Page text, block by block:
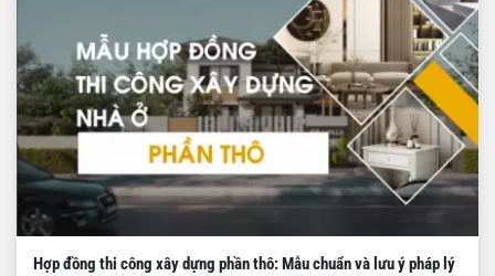
Hợp đồng thi công xây dựng phần thô: Mẫu chuẩn và lưu ý pháp lý